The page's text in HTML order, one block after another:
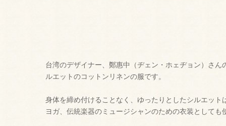
台湾のデザイナー、鄭惠中（ヂェン・ホェヂョン）さ
ルエットのコットンリネンの服です。
身体を締め付けることなく、ゆったりとしたシルエット
ヨガ、伝統楽器のミュージシャンのための衣装としても